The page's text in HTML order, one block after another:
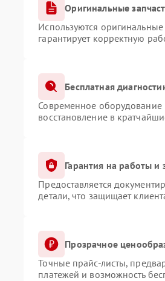
Оригинальные
Используются
гарантирует корректную
Бесплатная
Современное оборудование
восстановление в
Гарантия на работы и
Предоставляется
детали, что защищает
Прозрачное
Точные прайс-листы,
платежей и возможность